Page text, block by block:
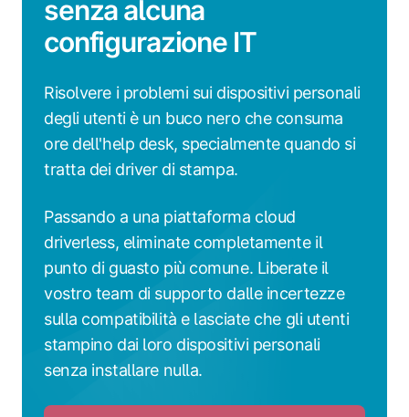
senza alcuna
configurazione IT
Risolvere i problemi sui dispositivi personali
degli utenti è un buco nero che consuma
ore dell'help desk, specialmente quando si
tratta dei driver di stampa.
Passando a una piattaforma cloud
driverless, eliminate completamente il
punto di guasto più comune. Liberate il
vostro team di supporto dalle incertezze
sulla compatibilità e lasciate che gli utenti
stampino dai loro dispositivi personali
senza installare nulla.